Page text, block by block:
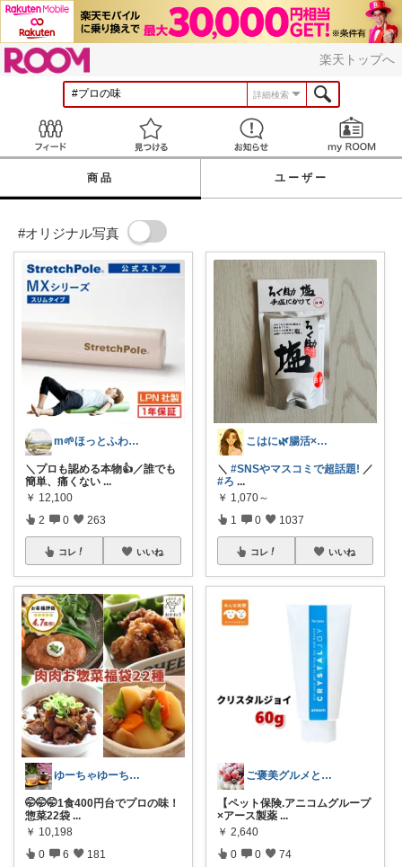
楽天トップへ
詳細検索
見つける お知らせ
商品 ユーザー
#オリジナル写真
m🌱ほっとふわり心地よい暮らし
＼プロも認める本物👍／誰でも
簡単、痛くない ...
￥ 12,100
2 0 263
コレ いいね
ゆーちゃゆーちゃん
🤭🤭🤭1食400円台でプロの味！
惣菜22袋 ...
￥ 10,198
0 6 181
こはに🌿腸活×美容×暮らし
＼ #SNSやマスコミで超話題! ／
#ろ ...
￥ 1,070～
1 0 1037
コレ いいね
ご褒美グルメと便利キッチン
【ペット保険.アニコムグループ
×アース製薬 ...
￥ 2,640
0 0 74